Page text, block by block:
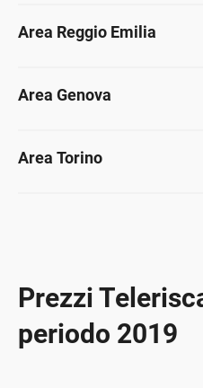
Area Reggio Emilia
Area Genova
Area Torino
Prezzi
periodo 2019